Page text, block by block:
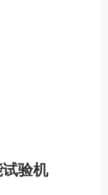
验机